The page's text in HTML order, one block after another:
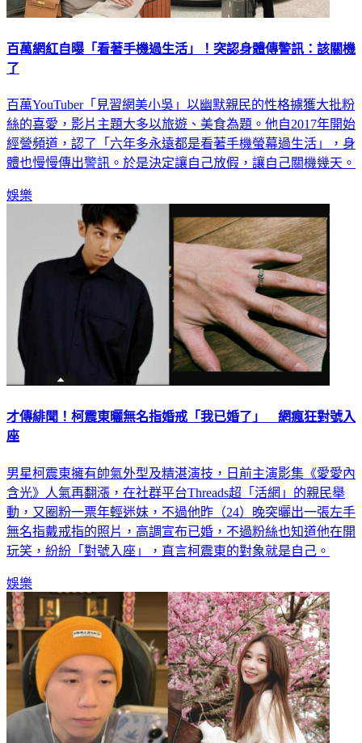
百萬網紅自曝「看著手機過生活」！突認身體傳警訊：該關機
了
百萬YouTuber「見習網美小吳」以幽默親民的性格擄獲大批粉
絲的喜愛，影片主題大多以旅遊、美食為題。他自2017年開始
經營頻道，認了「六年多永遠都是看著手機螢幕過生活」，身
體也慢慢傳出警訊。於是決定讓自己放假，讓自己關機幾天。
娛樂
才傳緋聞！柯震東曬無名指婚戒「我已婚了」 網瘋狂對號入
座
男星柯震東擁有帥氣外型及精湛演技，日前主演影集《愛愛內
含光》人氣再翻漲，在社群平台Threads超「活網」的親民舉
動，又圈粉一票年輕迷妹，不過他昨（24）晚突曬出一張左手
無名指戴戒指的照片，高調宣布已婚，不過粉絲也知道他在開
玩笑，紛紛「對號入座」，直言柯震東的對象就是自己。
娛樂